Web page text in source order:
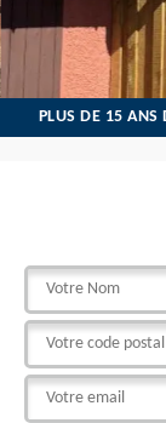
PLUS DE 15 ANS